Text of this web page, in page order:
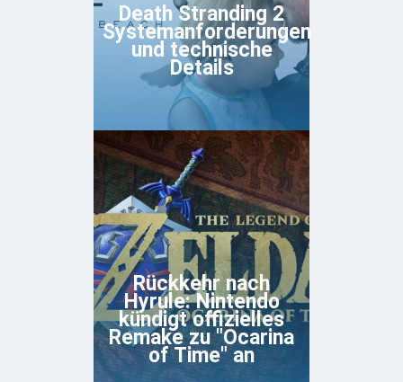
Death Stranding 2
Systemanforderungen
und technische
Details
Rückkehr nach
Hyrule: Nintendo
kündigt offizielles
Remake zu "Ocarina
of Time" an